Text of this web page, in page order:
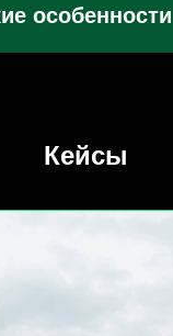
особенности
Кейсы